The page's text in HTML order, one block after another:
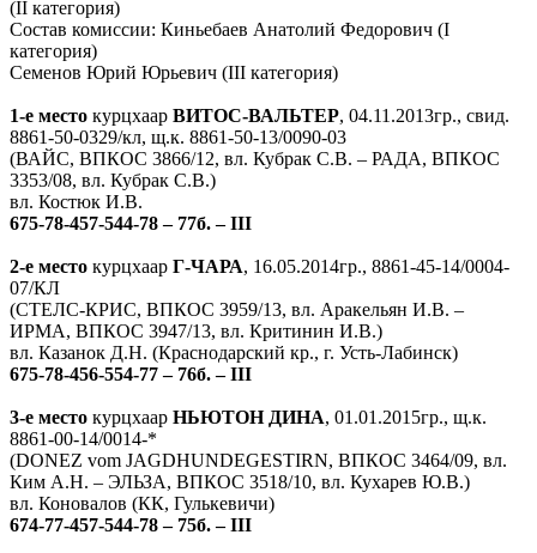
(II категория)
Состав комиссии: Киньебаев Анатолий Федорович (I
категория)
Семенов Юрий Юрьевич (III категория)
1-е место курцхаар ВИТОС-ВАЛЬТЕР, 04.11.2013гр., свид.
8861-50-0329/кл, щ.к. 8861-50-13/0090-03
(ВАЙС, ВПКОС 3866/12, вл. Кубрак С.В. – РАДА, ВПКОС
3353/08, вл. Кубрак С.В.)
вл. Костюк И.В.
675-78-457-544-78 – 77б. – III
2-е место курцхаар Г-ЧАРА, 16.05.2014гр., 8861-45-14/0004-
07/КЛ
(СТЕЛС-КРИС, ВПКОС 3959/13, вл. Аракельян И.В. –
ИРМА, ВПКОС 3947/13, вл. Критинин И.В.)
вл. Казанок Д.Н. (Краснодарский кр., г. Усть-Лабинск)
675-78-456-554-77 – 76б. – III
3-е место курцхаар НЬЮТОН ДИНА, 01.01.2015гр., щ.к.
8861-00-14/0014-*
(DONEZ vom JAGDHUNDEGESTIRN, ВПКОС 3464/09, вл.
Ким А.Н. – ЭЛЬЗА, ВПКОС 3518/10, вл. Кухарев Ю.В.)
вл. Коновалов (КК, Гулькевичи)
674-77-457-544-78 – 75б. – III